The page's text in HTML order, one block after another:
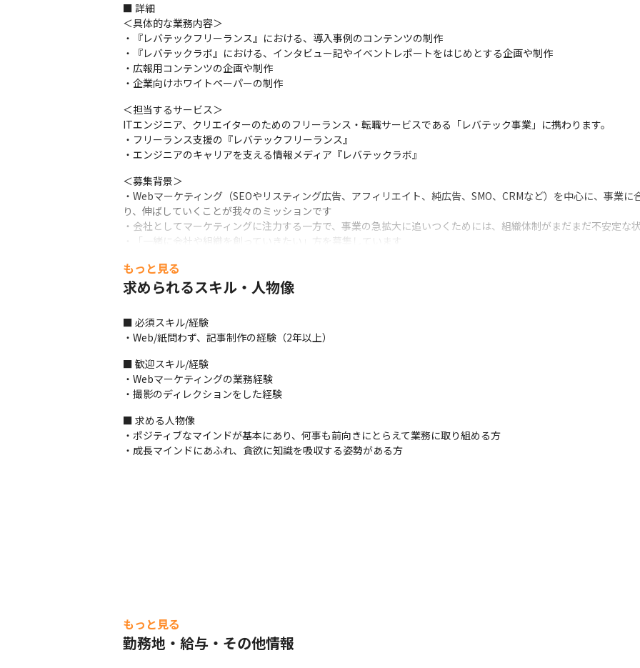
■ 詳細
＜具体的な業務内容＞
・『レバテックフリーランス』における、導入事例のコンテンツの制作
・『レバテックラボ』における、インタビュー記やイベントレポートをはじめとする企画や制作
・広報用コンテンツの企画や制作
・企業向けホワイトペーパーの制作
＜担当するサービス＞
ITエンジニア、クリエイターのためのフリーランス・転職サービスである「レバテック事業」に携わります。
・フリーランス支援の『レバテックフリーランス』
・エンジニアのキャリアを支える情報メディア『レバテックラボ』
＜募集背景＞
・Webマーケティング（SEOやリスティング広告、アフィリエイト、純広告、SMO、CRMなど）を中心に、事業
り、伸ばしていくことが我々のミッションです
・会社としてマーケティングに注力する一方で、事業の急拡大に追いつくためには、組織体制がまだまだ不安定な
・「一緒に会社や組織を創っていきたい」方を募集しています
■ この仕事の面白み、魅力
・社内にコンテンツの制作やWebマーケティングに関する高い知見がストックされているので、＋αでスキルを身に
・数字的な成果として可視化できるので、事業への貢献が実感でき、やりがいを感じられます
もっと見る
求められるスキル・人物像
■ 必須スキル/経験
・Web/紙問わず、記事制作の経験（2年以上）
■ 歓迎スキル/経験
・Webマーケティングの業務経験
・撮影のディレクションをした経験
■ 求める人物像
・ポジティブなマインドが基本にあり、何事も前向きにとらえて業務に取り組める方
・成長マインドにあふれ、貪欲に知識を吸収する姿勢がある方
もっと見る
勤務地・給与・その他情報